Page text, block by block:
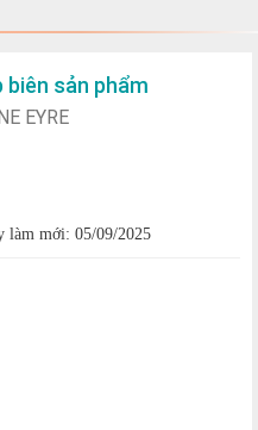
biên sản phẩm
EYRE
làm mới: 05/09/2025